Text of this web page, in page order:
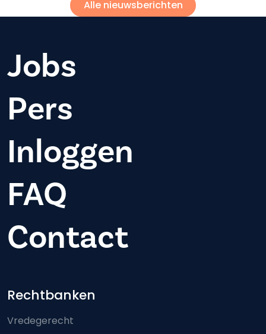
Alle nieuwsberichten
Jobs
Pers
Inloggen
FAQ
Contact
Footer-menu
Rechtbanken
Vredegerecht